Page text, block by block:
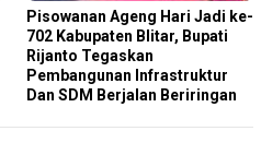
Pisowanan Ageng Hari Jadi ke-
702 Kabupaten Blitar, Bupati
Rijanto Tegaskan
Pembangunan Infrastruktur
Dan SDM Berjalan Beriringan